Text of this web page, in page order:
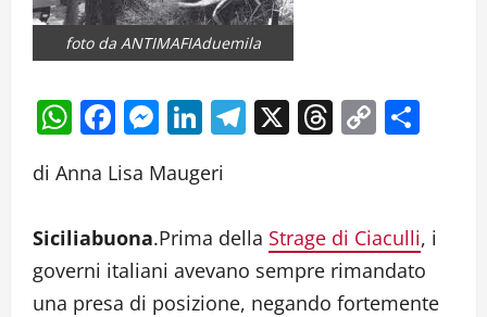
foto da ANTIMAFIAduemila
WhatsApp
Facebook
Messenger
LinkedIn
Telegram
X Threads
Copy
di Anna Lisa Maugeri
Siciliabuona.Prima della Strage di Ciaculli, i
governi italiani avevano sempre rimandato
una presa di posizione, negando fortemente